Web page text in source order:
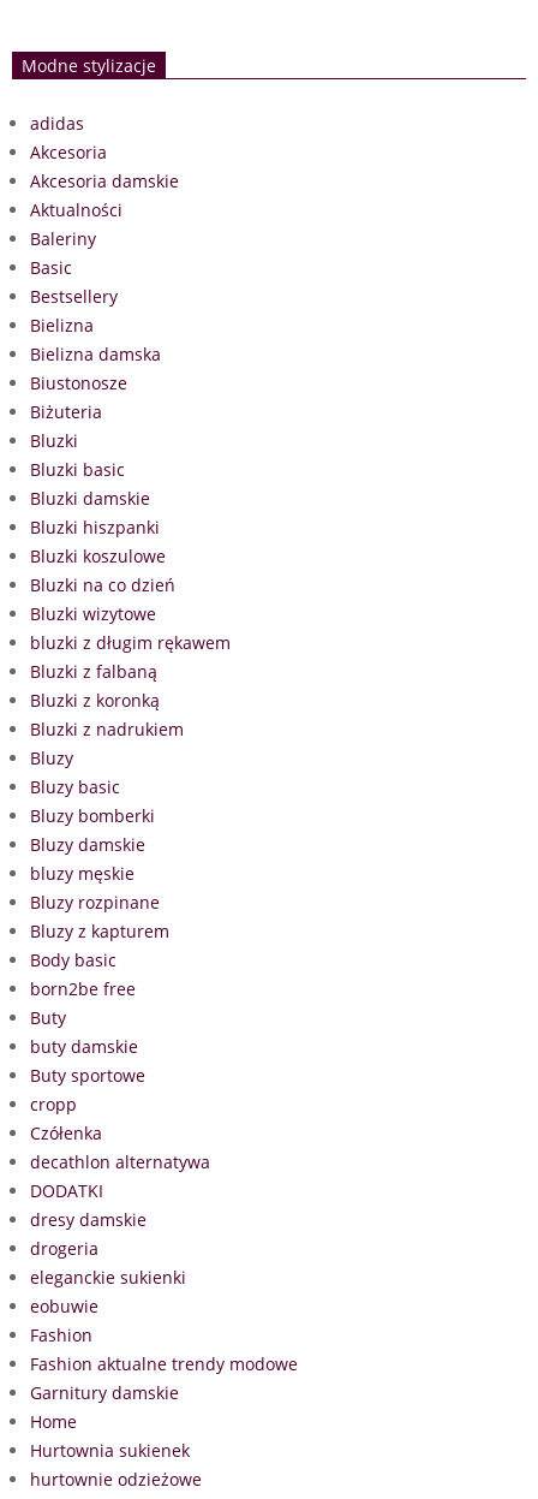
Modne stylizacje
adidas
Akcesoria
Akcesoria damskie
Aktualności
Baleriny
Basic
Bestsellery
Bielizna
Bielizna damska
Biustonosze
Biżuteria
Bluzki
Bluzki basic
Bluzki damskie
Bluzki hiszpanki
Bluzki koszulowe
Bluzki na co dzień
Bluzki wizytowe
bluzki z długim rękawem
Bluzki z falbaną
Bluzki z koronką
Bluzki z nadrukiem
Bluzy
Bluzy basic
Bluzy bomberki
Bluzy damskie
bluzy męskie
Bluzy rozpinane
Bluzy z kapturem
Body basic
born2be free
Buty
buty damskie
Buty sportowe
cropp
Czółenka
decathlon alternatywa
DODATKI
dresy damskie
drogeria
eleganckie sukienki
eobuwie
Fashion
Fashion aktualne trendy modowe
Garnitury damskie
Home
Hurtownia sukienek
hurtownie odzieżowe